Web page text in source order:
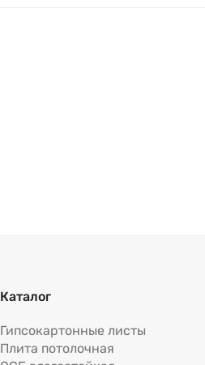
Каталог
Гипсокартонные листы
Плита потолочная